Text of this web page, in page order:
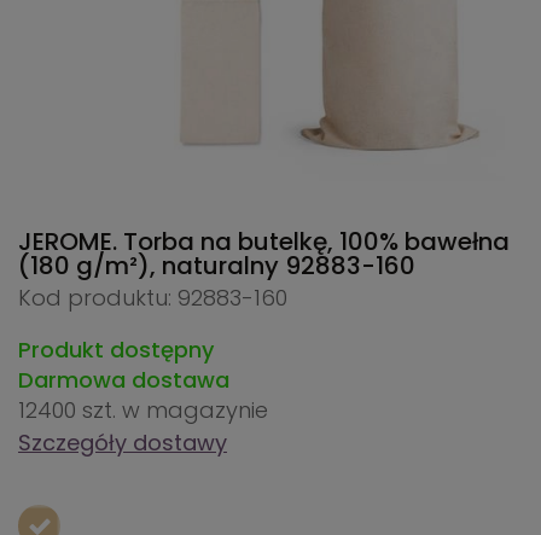
JEROME. Torba na butelkę, 100% bawełna
(180 g/m²), naturalny 92883-160
Kod produktu: 92883-160
Produkt dostępny
Darmowa dostawa
12400 szt. w magazynie
Szczegóły dostawy